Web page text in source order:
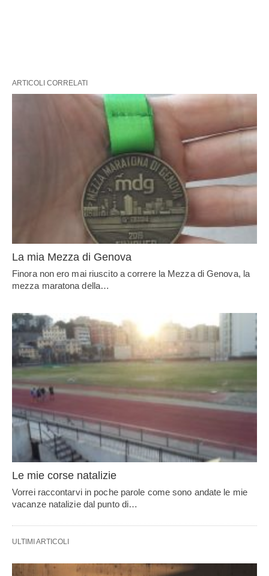
ARTICOLI CORRELATI
La mia Mezza di Genova
Finora non ero mai riuscito a correre la Mezza di Genova, la
mezza maratona della…
Le mie corse natalizie
Vorrei raccontarvi in poche parole come sono andate le mie
vacanze natalizie dal punto di…
ULTIMI ARTICOLI